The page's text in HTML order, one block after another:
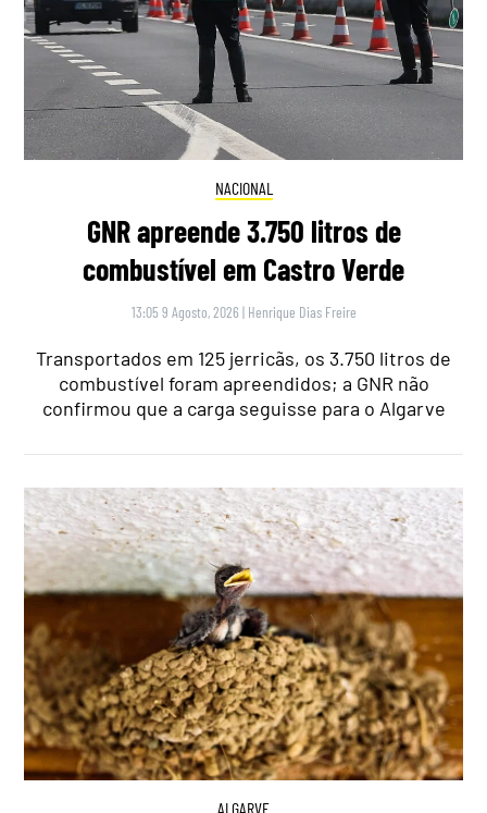
NACIONAL
GNR apreende 3.750 litros de
combustível em Castro Verde
13:05 9 Agosto, 2026 | Henrique Dias Freire
Transportados em 125 jerricãs, os 3.750 litros de
combustível foram apreendidos; a GNR não
confirmou que a carga seguisse para o Algarve
ALGARVE